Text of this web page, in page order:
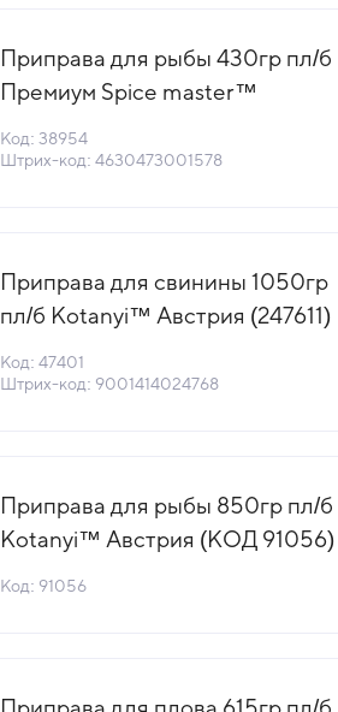
Приправа для рыбы 430гр пл/б
Премиум Spice master™
38954) (+18°С)
Код: 38954
Штрих-код: 4630473001578
Приправа для свинины 1050гр
пл/б Kotanyi™ Австрия (247611)
Код: 47401
Штрих-код: 9001414024768
Приправа для рыбы 850гр пл/б
Kotanyi™ Австрия (КОД 91056)
Код: 91056